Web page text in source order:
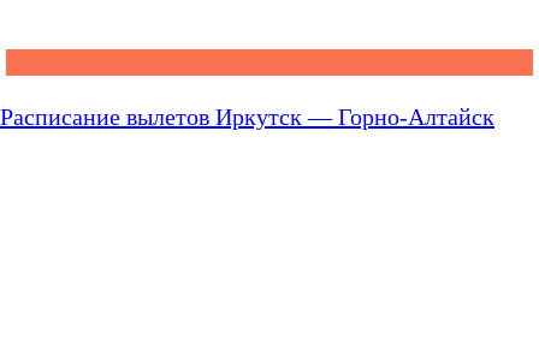
Расписание вылетов Иркутск — Горно-Алтайск